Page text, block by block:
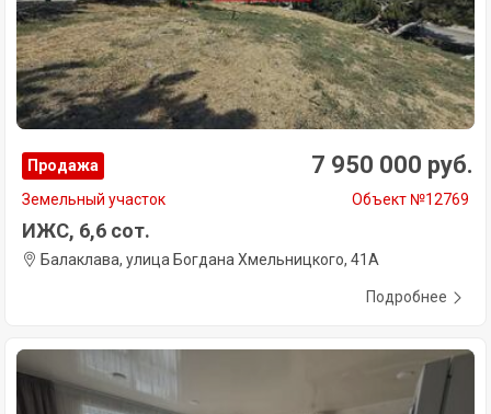
Продажа 7 950 000 руб.
Земельный участок Объект №12769
ИЖС, 6,6 сот.
Балаклава, улица Богдана Хмельницкого, 41А
Подробнее